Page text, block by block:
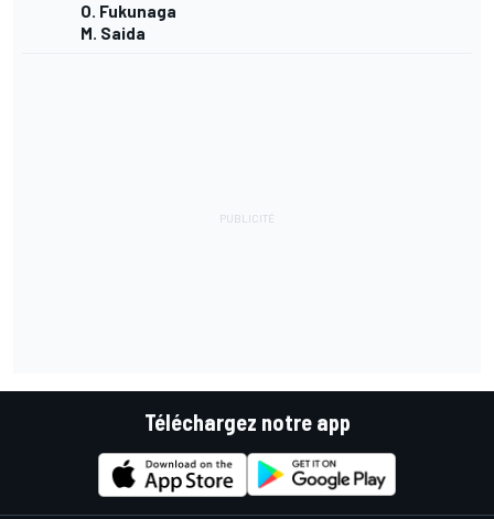
O. Fukunaga
M. Saida
Téléchargez notre app